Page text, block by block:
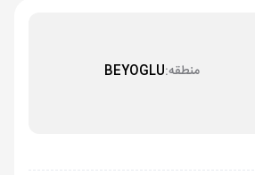
منطقه:BEYOGLU